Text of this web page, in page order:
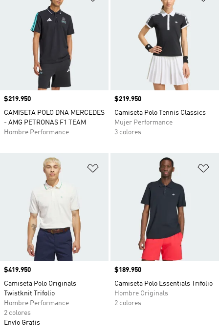
Precio
$219.950
CAMISETA POLO DNA MERCEDES
- AMG PETRONAS F1 TEAM
Hombre Performance
Precio
$219.950
Camiseta Polo Tennis Classics
Mujer Performance
3 colores
Añadir a la lista de deseos
Precio
$419.950
Camiseta Polo Originals
Twistknit Trifolio
Hombre Performance
2 colores
Envío Gratis
Precio
$189.950
Camiseta Polo Essentials Trifolio
Hombre Originals
2 colores